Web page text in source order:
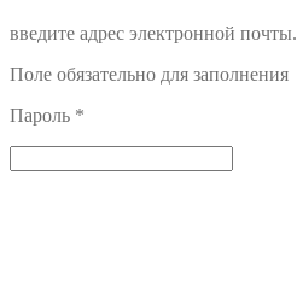
введите адрес электронной почты.
Поле обязательно для заполнения
Пароль *